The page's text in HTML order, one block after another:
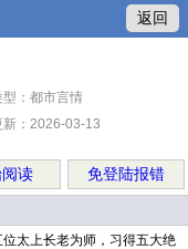
返回
型：都市言情
新：2026-03-13
读 免登陆报错
太上长老为师，习得五大绝